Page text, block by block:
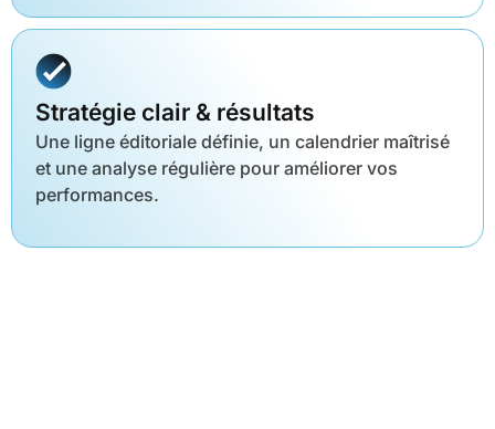
Stratégie clair & résultats
Une ligne éditoriale définie, un calendrier maîtrisé
et une analyse régulière pour améliorer vos
performances.